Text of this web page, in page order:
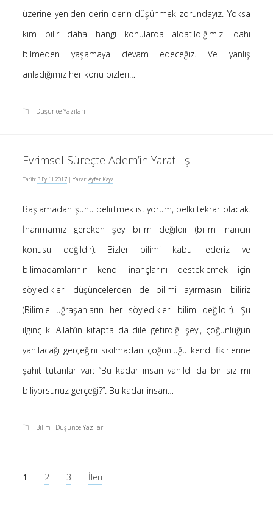
üzerine yeniden derin derin düşünmek zorundayız. Yoksa
kim bilir daha hangi konularda aldatıldığımızı dahi
bilmeden yaşamaya devam edeceğiz. Ve yanlış
anladığımız her konu bizleri…
Düşünce Yazıları
Evrimsel Süreçte Adem’in Yaratılışı
Tarih: 3 Eylül 2017 | Yazar:Ayfer Kaya
Başlamadan şunu belirtmek istiyorum, belki tekrar olacak.
İnanmamız gereken şey bilim değildir (bilim inancın
konusu değildir). Bizler bilimi kabul ederiz ve
bilimadamlarının kendi inançlarını desteklemek için
söyledikleri düşüncelerden de bilimi ayırmasını biliriz
(Bilimle uğraşanların her söyledikleri bilim değildir). Şu
ilginç ki Allah’ın kitapta da dile getirdiği şeyi, çoğunluğun
yanılacağı gerçeğini sıkılmadan çoğunluğu kendi fikirlerine
şahit tutanlar var: “Bu kadar insan yanıldı da bir siz mi
biliyorsunuz gerçeği?”. Bu kadar insan…
Bilim Düşünce Yazıları
Yazı
sayfalaması
1 2 3 İleri